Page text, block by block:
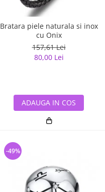
Bratara piele naturala si inox
cu Onix
157,61 Lei
80,00 Lei
ADAUGA IN COS
-49%